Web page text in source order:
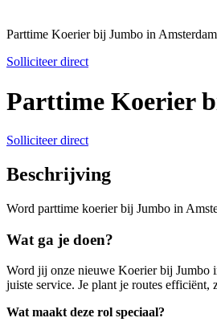
Parttime Koerier bij Jumbo in Amsterdam
Solliciteer direct
Parttime Koerier
Solliciteer direct
Beschrijving
Word parttime koerier bij Jumbo in
Wat ga je doen?
Word jij onze nieuwe Koerier bij Jumbo
juiste service. Je plant je routes
Wat maakt deze rol speciaal?